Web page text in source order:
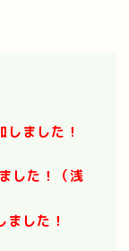
ました！
た！（浅
した！